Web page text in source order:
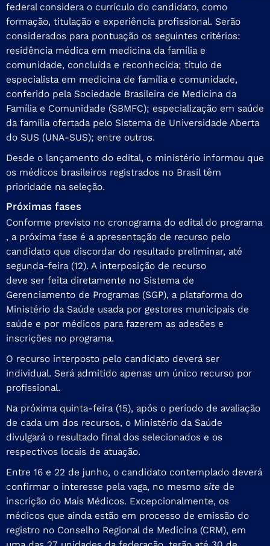
federal considera o currículo do candidato, como
formação, titulação e experiência profissional. Serão
considerados para pontuação os seguintes critérios:
residência médica em medicina da família e
comunidade, concluída e reconhecida; título de
especialista em medicina de família e comunidade,
conferido pela Sociedade Brasileira de Medicina da
Família e Comunidade (SBMFC); especialização em saúde
da família ofertada pelo Sistema de Universidade Aberta
do SUS (UNA-SUS); entre outros.
Desde o lançamento do edital, o ministério informou que
os médicos brasileiros registrados no Brasil têm
prioridade na seleção.
Próximas fases
Conforme previsto no cronograma do edital do programa
, a próxima fase é a apresentação de recurso pelo
candidato que discordar do resultado preliminar, até
segunda-feira (12). A interposição de recurso
deve ser feita diretamente no Sistema de
Gerenciamento de Programas (SGP), a plataforma do
Ministério da Saúde usada por gestores municipais de
saúde e por médicos para fazerem as adesões e
inscrições no programa.
O recurso interposto pelo candidato deverá ser
individual. Será admitido apenas um único recurso por
profissional.
Na próxima quinta-feira (15), após o período de avaliação
de cada um dos recursos, o Ministério da Saúde
divulgará o resultado final dos selecionados e os
respectivos locais de atuação.
Entre 16 e 22 de junho, o candidato contemplado deverá
confirmar o interesse pela vaga, no mesmo site de
inscrição do Mais Médicos. Excepcionalmente, os
médicos que ainda estão em processo de emissão do
registro no Conselho Regional de Medicina (CRM), em